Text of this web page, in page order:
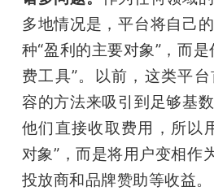
多地情况是，平台将自己
种“盈利的主要对象”，而
费工具”。以前，这类平
容的方法来吸引到足够基
他们直接收取费用，所以
对象”，而是将用户变相作
投放商和品牌赞助等收益。